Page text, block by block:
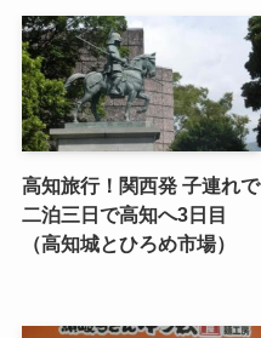
高知旅行！関西発 子連れで
二泊三日で高知へ3日目
（高知城とひろめ市場）